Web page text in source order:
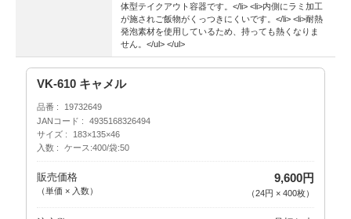
体型テイクアウト容器です。</li> <li>内側にラミ加工
が施されご飯物がくっつきにくいです。</li> <li>耐熱
発泡素材を使用しているため、持っても熱くなりま
せん。</ul> </ul>
VK-610 キャメル
品番
19732649
JANコード
4935168326494
サイズ
183×135×46
入数
ケース:400/袋:50
販売価格
（単価 × 入数）
9,600円
（24円 × 400枚）